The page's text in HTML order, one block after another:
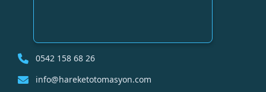
0542 158 68 26
info@hareketotomasyon.com